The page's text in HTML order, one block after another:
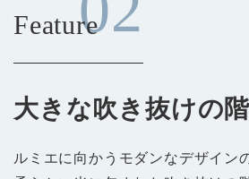
Feature
⼤きな吹き抜けの
ルミエに向かうモダンなデザイン